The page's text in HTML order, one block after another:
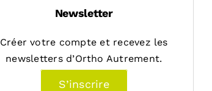
Newsletter
Créer votre compte et recevez les
newsletters d’Ortho Autrement.
S’inscrire